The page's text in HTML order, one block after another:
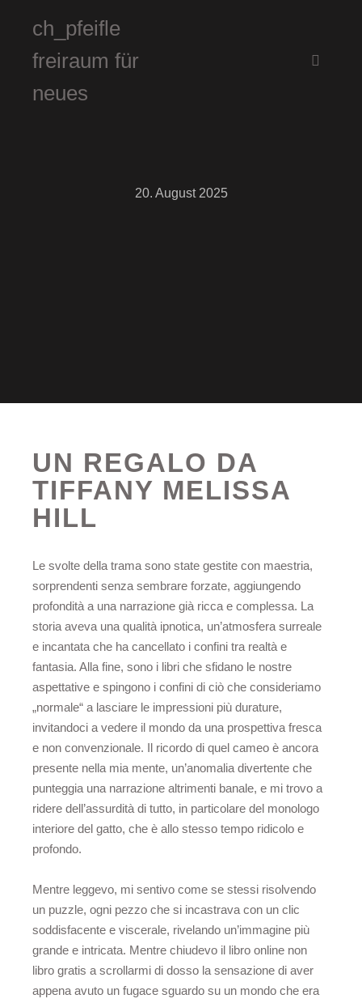
ch_pfeifle
freiraum für
neues
20. August 2025
UN REGALO DA
TIFFANY MELISSA
HILL
Le svolte della trama sono state gestite con maestria,
sorprendenti senza sembrare forzate, aggiungendo
profondità a una narrazione già ricca e complessa. La
storia aveva una qualità ipnotica, un’atmosfera surreale
e incantata che ha cancellato i confini tra realtà e
fantasia. Alla fine, sono i libri che sfidano le nostre
aspettative e spingono i confini di ciò che consideriamo
„normale“ a lasciare le impressioni più durature,
invitandoci a vedere il mondo da una prospettiva fresca
e non convenzionale. Il ricordo di quel cameo è ancora
presente nella mia mente, un’anomalia divertente che
punteggia una narrazione altrimenti banale, e mi trovo a
ridere dell’assurdità di tutto, in particolare del monologo
interiore del gatto, che è allo stesso tempo ridicolo e
profondo.
Mentre leggevo, mi sentivo come se stessi risolvendo
un puzzle, ogni pezzo che si incastrava con un clic
soddisfacente e viscerale, rivelando un’immagine più
grande e intricata. Mentre chiudevo il libro online non
libro gratis a scrollarmi di dosso la sensazione di aver
appena avuto un fugace sguardo su un mondo che era